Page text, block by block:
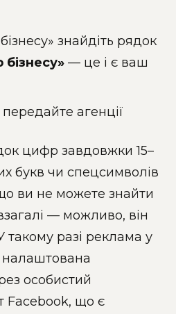
знайдіть рядок
бізнесу» — це і є ваш
агенції
цифр завдовжки 15–
букв чи спецсимволів
ви не можете знайти
— можливо, він
разі реклама у
налаштована
особистий
Facebook, що є